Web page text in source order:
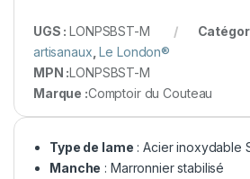
UGS :LONPSBST-M
artisanaux ,Le London®
MPN :LONPSBST-M
Marque :Comptoir du Couteau
Type de lame : Acier inoxydable
Manche : Marronnier stabilisé